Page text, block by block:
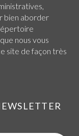
bien aborder
nous vous
site de façon très